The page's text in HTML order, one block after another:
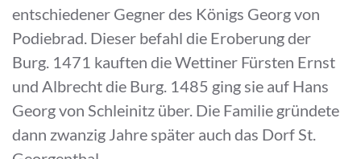
entschiedener Gegner des Königs Georg von
Podiebrad. Dieser befahl die Eroberung der
Burg. 1471 kauften die Wettiner Fürsten Ernst
und Albrecht die Burg. 1485 ging sie auf Hans
Georg von Schleinitz über. Die Familie gründete
dann zwanzig Jahre später auch das Dorf St.